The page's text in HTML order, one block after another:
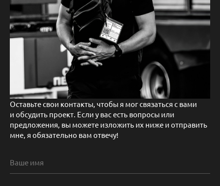
Оставьте свои контакты, чтобы я мог связаться с вами
и обсудить проект. Если у вас есть вопросы или
предложения, вы можете изложить их ниже и отправить
мне, я обязательно вам отвечу!